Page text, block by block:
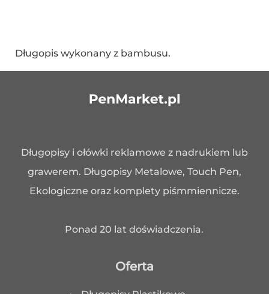
Długopis wykonany z bambusu.
Długopisy i ołówki reklamowe z nadrukiem lub
grawerem. Długopisy Metalowe, Touch Pen,
Ekologiczne oraz komplety piśmmiennicze.
Ponad 20 lat doświadczenia.
Oferta